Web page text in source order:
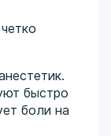
быстро
боли на